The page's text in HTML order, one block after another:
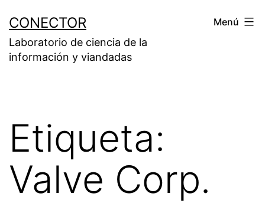
contenido
CONECTOR
Laboratorio de ciencia de la
información y viandadas
Menú
Etiqueta:
Valve Corp.